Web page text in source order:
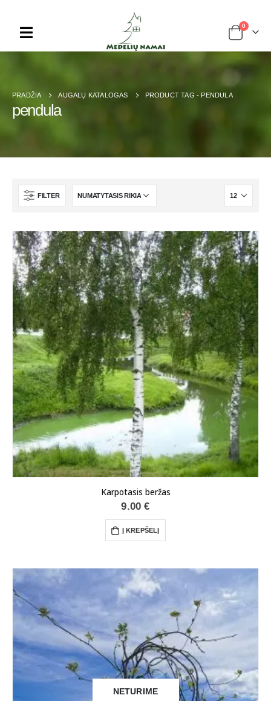
0
PRADŽIA AUGALŲ KATALOGAS PRODUCT TAG - PENDULA
pendula
FILTER
Karpotasis beržas
9.00€
Į KREPŠELĮ
NETURIME